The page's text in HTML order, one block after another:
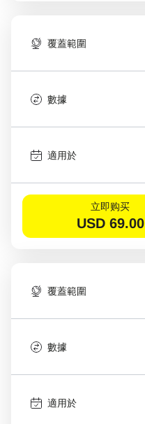
覆蓋範圍
數據
適用於
立即购买
USD 69.00
覆蓋範圍
數據
適用於